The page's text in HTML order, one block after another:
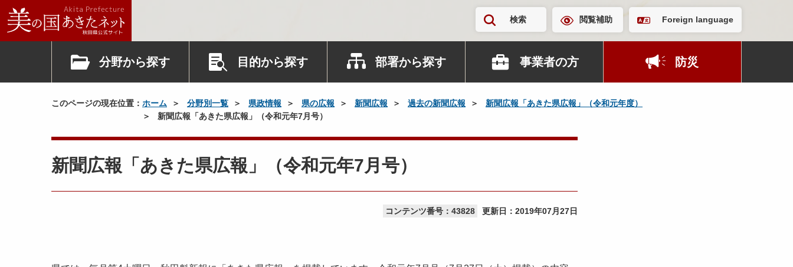
検索 閲覧補助 Foreign language
分野から探す 目的から探す 部署から探す 事業者の方 防災
このページの現在位置： ホーム 分野別一覧 県政情報 県の広報 新聞広報 過去の新聞広報
新聞広報「あきた県広報」（令和元年度）
新聞広報「あきた県広報」（令和元年7月号）
新聞広報「あきた県広報」（令和元年7月号）
コンテンツ番号：43828 更新日： 2019年07月27日